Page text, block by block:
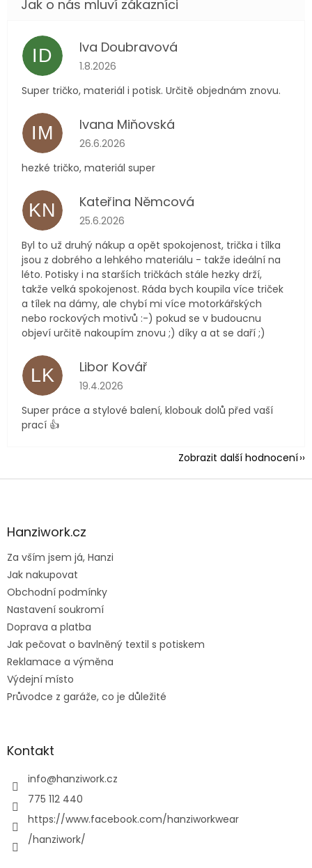
ID Iva Doubravová
Hodnocení obchodu je 5 z 5 hvězdiček.
1.8.2026
Super tričko, materiál i potisk. Určitě objednám znovu.
IM Ivana Miňovská
Hodnocení obchodu je 5 z 5 hvězdiček.
26.6.2026
hezké tričko, materiál super
KN Kateřina Němcová
Hodnocení obchodu je 5 z 5 hvězdiček.
25.6.2026
Byl to už druhý nákup a opět spokojenost, trička i tílka
jsou z dobrého a lehkého materiálu - takže ideální na
léto. Potisky i na starších tričkách stále hezky drží,
takže velká spokojenost. Ráda bych koupila více triček
a tílek na dámy, ale chybí mi více motorkářských
nebo rockových motivů :-) pokud se v budoucnu
objeví určitě nakoupím znovu ;) díky a at se daří ;)
LK Libor Kovář
Hodnocení obchodu je 5 z 5 hvězdiček.
19.4.2026
Super práce a stylové balení, klobouk dolů před vaší
prací 👍
Zobrazit další hodnocení
Z
aHanziwork.cz
Za vším jsem já, Hanzi
Jak nakupovat
Obchodní podmínky
Nastavení soukromí
Doprava a platba
Jak pečovat o bavlněný textil s potiskem
Reklamace a výměna
Výdejní místo
Průvodce z garáže, co je důležité
Kontakt
info@hanziwork.cz
775 112 440
https://www.facebook.com/hanziworkwear
/hanziwork/